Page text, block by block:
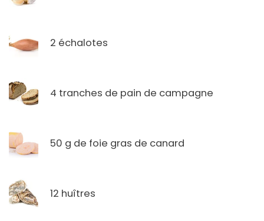
2 échalotes
4 tranches de pain de campagne
50 g de foie gras de canard
12 huîtres